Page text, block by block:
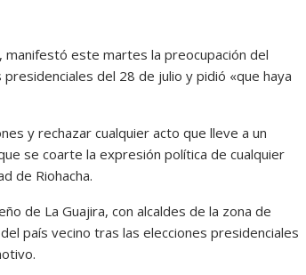
manifestó este martes la preocupación del
del 28 de julio y pidió «que haya
y rechazar cualquier acto que lleve a un
se coarte la expresión política de cualquier
de Riohacha.
de La Guajira, con alcaldes de la zona de
país vecino tras las elecciones presidenciales